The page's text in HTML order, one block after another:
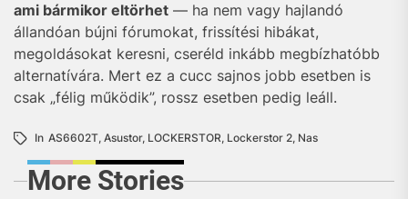
ami bármikor eltörhet — ha nem vagy hajlandó
állandóan bújni fórumokat, frissítési hibákat,
megoldásokat keresni, cseréld inkább megbízhatóbb
alternatívára. Mert ez a cucc sajnos jobb esetben is
csak „félig működik”, rossz esetben pedig leáll.
In AS6602T, Asustor, LOCKERSTOR, Lockerstor 2, Nas
More Stories